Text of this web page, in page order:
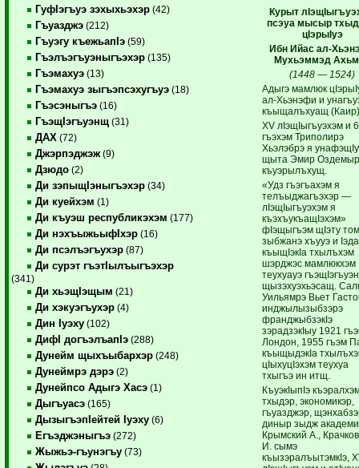
ГуфIэгъуэ зэхыхьэхэр (42)
Гъуазджэ (212)
Гъуэгу къежьапIэ (59)
Гъэлъэгъуэныгъэхэр (135)
Гъэмахуэ (13)
Гъэмахуэ зыгъэпсэхугъуэ (18)
Гъэсэныгъэ (16)
ГъэщIэгъуэнщ (31)
ДАХ (72)
Джэрпэджэж (9)
Дзюдо (2)
Ди зэпыщIэныгъэхэр (34)
Ди куейхэм (1)
Ди къуэш республикэхэм (177)
Ди нэхъыжьыфIхэр (16)
Ди псэлъэгъухэр (87)
Ди сурэт гъэтIылъыгъэхэр
(341)
Ди хьэщIэщым (21)
Ди хэкуэгъухэр (4)
Дин Iуэху (102)
ДифI догъэлъапIэ (288)
Дунейм щыхъыбархэр (248)
Дунеймрэ дэрэ (2)
Дунейпсо Адыгэ Хасэ (1)
Дыгъуасэ (165)
ДызыгъэпIейтей Iуэху (6)
Егъэджэныгъэ (272)
Жыжьэ-гъунэгъу (73)
Курыт
псэуа мысыр
цIэрыIуэ
Ибн Ийас ал-
Мухьэммэд
(1448 — 1524)
Адыгэ мамлюк
ал-Хьэнэфи и
къыщалъхуащ
XV лIэщIыгъуэхэм и
гъэхэм Триполирэ
Хьэлэбрэ я унафэщIу
щыта Эмир
къуэрылъхущ.
«Удз гъэгъахэм я
телъыджагъэхэр —
лIэщIыгъуэхэм я
къэхъукъащIэхэм»
фIэщыгъэм щIэту
зыбжанэ хъууэ и
къыщIэкIа тхылъхэм
шэрджэс мамлюкхэм
теухуауэ
щызэхуэхьэсащ.
Уильямрэ Вьет
инджылызыбзэрэ
франджыбзэкIэ
зэрадзэкIыу 1921
Лондон, 1955 гъэм
къыщыдэкIа
цIыхуцIэхэм теухуа
тхыгъэ ин итщ.
КъуэкIыпIэ
тхыдэр, экономикэр,
гъуазджэр,
диныр зыдж
Крымский А.,
И. сымэ
къызэралъытэмкIэ,